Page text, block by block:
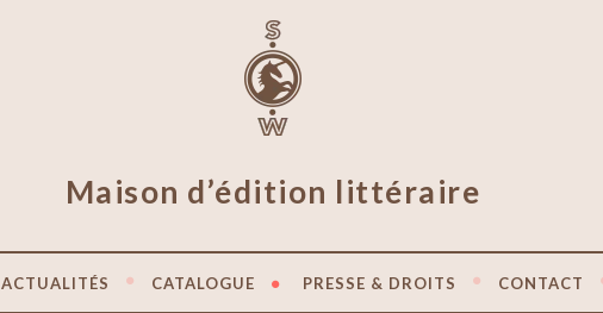
Maison d’édition littéraire
ACTUALITÉS CATALOGUE PRESSE & DROITS CONTACT